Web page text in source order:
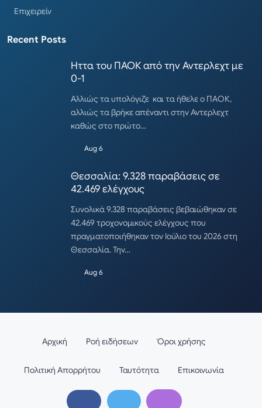
Επιχειρείν
Recent Posts
Ηττα του ΠΑΟΚ από την Αντερλεχτ με
0-1
Αλλιώς τα υπολόγιζε και τα ήθελε ο ΠΑΟΚ,
αλλιώς τα βρήκε απέναντι στην Αντερλεχτ
καθώς στο πρώτο…
Aug 6
Θεσσαλία: 9.328 παραβάσεις σε
42.469 ελέγχους
Συνολικά 9.328 παραβάσεις βεβαιώθηκαν σε
42.469 τροχονομικούς ελέγχους που
πραγματοποιήθηκαν τον Ιούλιο του 2026 στη
Θεσσαλία. Την…
Aug 6
Αρχική Ροή ειδήσεων Όροι χρήσης
Πολιτική Απορρήτου Ταυτότητα Επικοινωνία